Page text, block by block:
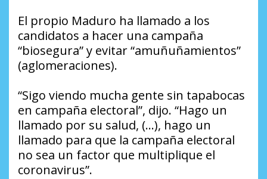
El propio Maduro ha llamado a los
candidatos a hacer una campaña
“biosegura” y evitar “amuñuñamientos”
(aglomeraciones).
“Sigo viendo mucha gente sin tapabocas
en campaña electoral”, dijo. “Hago un
llamado por su salud, (…), hago un
llamado para que la campaña electoral
no sea un factor que multiplique el
coronavirus”.